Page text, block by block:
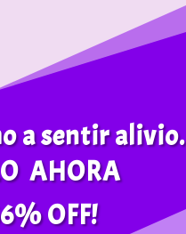
a sentir alivio.
AHORA
OFF!